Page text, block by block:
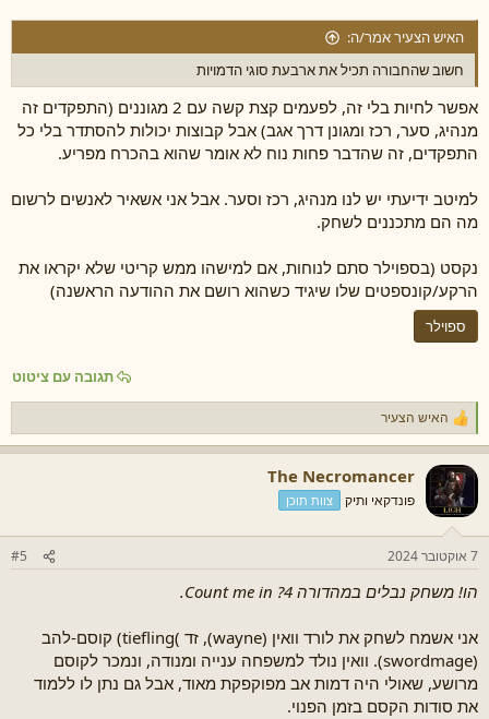
האיש הצעיר אמר/ה:
חשוב שהחבורה תכיל את ארבעת סוגי הדמויות
אפשר לחיות בלי זה, לפעמים קצת קשה עם 2 מגוננים (התפקדים זה
מנהיג, סער, רכז ומגונן דרך אגב) אבל קבוצות יכולות להסתדר בלי כל
התפקדים, זה שהדבר פחות נוח לא אומר שהוא בהכרח מפריע.
למיטב ידיעתי יש לנו מנהיג, רכז וסער. אבל אני אשאיר לאנשים לרשום
מה הם מתכננים לשחק.
נקסט (בספוילר סתם לנוחות, אם למישהו ממש קריטי שלא יקראו את
הרקע/קונספטים שלו שיגיד כשהוא רושם את ההודעה הראשנה)
ספוילר
תגובה עם ציטוט
ר
ג
ש
ו
ת
:
האיש הצעיר
The Necromancer
פונדקאי ותיק צוות תוכן
7 אוקטובר 2024 #5
הו! משחק נבלים במהדורה 4? Count me in.
אני אשמח לשחק את לורד וואין (wayne), זד )tiefling) קוסם-להב
(swordmage). וואין נולד למשפחה ענייה ומנודה, ונמכר לקוסם
מרושע, שאולי היה דמות אב מפוקפקת מאוד, אבל גם נתן לו ללמוד
את סודות הקסם בזמן הפנוי.